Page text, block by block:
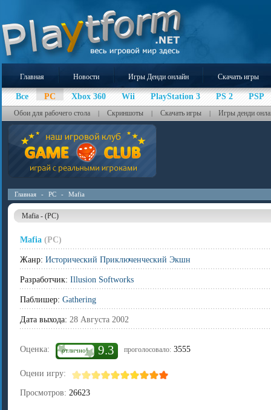
Главная Новости Игры Денди онлайн Скачать игры
Все PC Xbox 360 Wii PlayStation 3 PS 2 PSP
Обои для рабочего стола | Скриншоты | Скачать игры | Игры денди
Главная - PC - Mafia
Mafia - (PC)
Mafia (PC)
Жанр: Исторический Приключенческий Экшн
Разработчик: Illusion Softworks
Паблишер: Gathering
Дата выхода: 28 Августа 2002
Оценка: отлично! 9.3 проголосовало: 3555
Оцени игру:
Просмотров: 26623